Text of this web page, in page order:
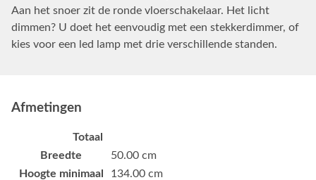
Aan het snoer zit de ronde vloerschakelaar. Het licht
dimmen? U doet het eenvoudig met een stekkerdimmer, of
kies voor een led lamp met drie verschillende standen.
Afmetingen
Totaal
Breedte
50.00 cm
Hoogte minimaal
134.00 cm